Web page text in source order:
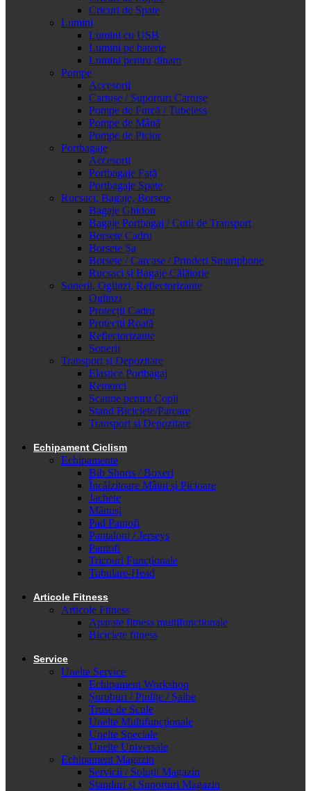
Cricuri de Spate
Lumini
Lumini cu USB
Lumini pe baterie
Lumini pentru dinam
Pompe
Accesorii
Cartușe / Suporturi Cartușe
Pompe de Furcă / Tubeless
Pompe de Mână
Pompe de Picior
Portbagaje
Accesorii
Portbagaje Față
Portbagaje Spate
Rucsaci, Bagaje, Borsete
Bagaje Ghidon
Bagaje Portbagaj / Cutii de Transport
Borsete Cadru
Borsete Șa
Borsete / Carcase / Prinderi Smartphone
Rucsaci și Bagaje Călătorie
Sonerii, Oglinzi, Reflectorizante
Oglinzi
Protecții Cadru
Protecții Roată
Reflectorizante
Sonerii
Transport și Depozitare
Elastice Portbagaj
Remorci
Scaune pentru Copii
Stand Biciclete/Parcare
Transport si Depozitare
Echipament Ciclism
Echipamente
Bib Shorts / Boxeri
Încălzitoare Mâini și Picioare
Jachete
Mănuși
Pad Pantofi
Pantaloni / Jerseys
Pantofi
Tricouri Funcționale
Tubulare-Head
Articole Fitness
Articole Fitness
Aparate fitness multifunctionale
Biciclete fitness
Service
Unelte Service
Echipament Workshop
Șuruburi / Piulițe / Șaibe
Truse de Scule
Unelte Multifuncționale
Unelte Speciale
Unelte Universale
Echipament Magazin
Servicii / Soluții Magazin
Standuri și Suporturi Magazin